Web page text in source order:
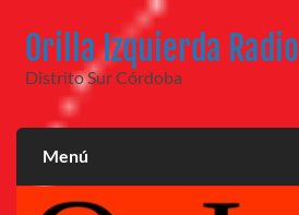
contenido
Orilla Izquierda Radio
Distrito Sur Córdoba
Menú